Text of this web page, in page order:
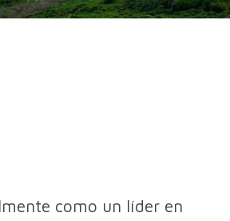
como un líder en